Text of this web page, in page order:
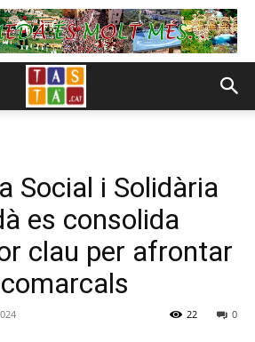
Social i Solidària
es consolida
clau per afrontar
0
22